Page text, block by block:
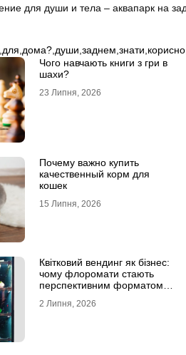
для дома? души заднем знати корисно
Чого навчають книги з гри в
шахи?
23 Липня, 2026
Почему важно купить
качественный корм для
кошек
15 Липня, 2026
Квітковий вендинг як бізнес:
чому флоромати стають
перспективним форматом
2 Липня, 2026